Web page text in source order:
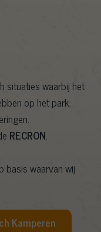
situaties waarbij het
op het park.
RECRON.
basis waarvan wij
Kamperen